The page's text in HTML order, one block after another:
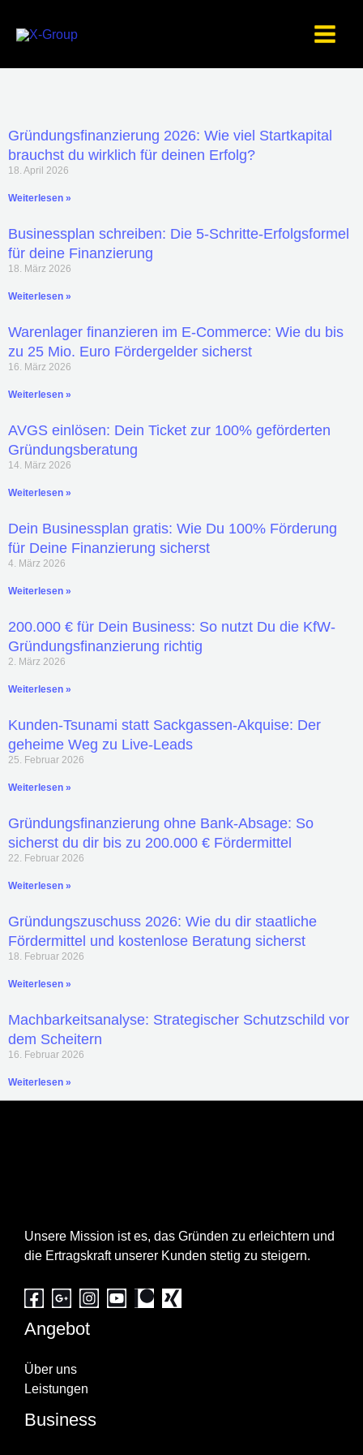
Inhalt
Gründungsfinanzierung 2026: Wie viel Startkapital
brauchst du wirklich für deinen Erfolg?
18. April 2026
Weiterlesen »
Businessplan schreiben: Die 5-Schritte-Erfolgsformel
für deine Finanzierung
18. März 2026
Weiterlesen »
Warenlager finanzieren im E-Commerce: Wie du bis
zu 25 Mio. Euro Fördergelder sicherst
16. März 2026
Weiterlesen »
AVGS einlösen: Dein Ticket zur 100% geförderten
Gründungsberatung
14. März 2026
Weiterlesen »
Dein Businessplan gratis: Wie Du 100% Förderung
für Deine Finanzierung sicherst
4. März 2026
Weiterlesen »
200.000 € für Dein Business: So nutzt Du die KfW-
Gründungsfinanzierung richtig
2. März 2026
Weiterlesen »
Kunden-Tsunami statt Sackgassen-Akquise: Der
geheime Weg zu Live-Leads
25. Februar 2026
Weiterlesen »
Gründungsfinanzierung ohne Bank-Absage: So
sicherst du dir bis zu 200.000 € Fördermittel
22. Februar 2026
Weiterlesen »
Gründungszuschuss 2026: Wie du dir staatliche
Fördermittel und kostenlose Beratung sicherst
18. Februar 2026
Weiterlesen »
Machbarkeitsanalyse: Strategischer Schutzschild vor
dem Scheitern
16. Februar 2026
Weiterlesen »
Unsere Mission ist es, das Gründen zu erleichtern und
die Ertragskraft unserer Kunden stetig zu steigern.
Angebot
Über uns
Leistungen
Business